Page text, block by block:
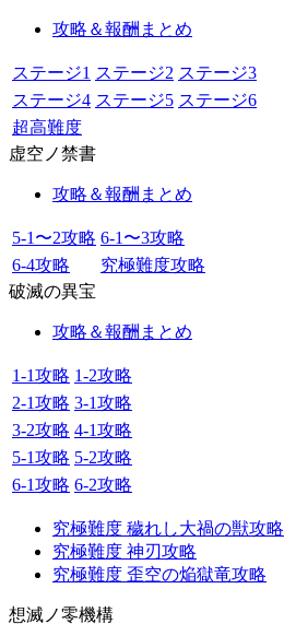
攻略＆報酬まとめ
ステージ1 ステージ2 ステージ3
ステージ4 ステージ5 ステージ6
超高難度
虚空ノ禁書
攻略＆報酬まとめ
5-1〜2攻略 6-1〜3攻略
6-4攻略
究極難度攻略
破滅の異宝
攻略＆報酬まとめ
1-1攻略 1-2攻略
2-1攻略 3-1攻略
3-2攻略 4-1攻略
5-1攻略 5-2攻略
6-1攻略 6-2攻略
究極難度 穢れし大禍の獣攻略
究極難度 神刃攻略
究極難度 歪空の焔獄竜攻略
想滅ノ零機構